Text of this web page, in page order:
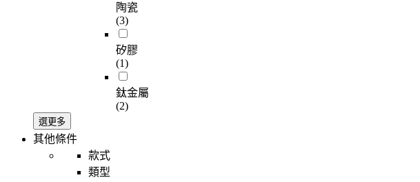
陶瓷
(3)
矽膠
(1)
鈦金屬
(2)
選更多
其他條件
款式
類型